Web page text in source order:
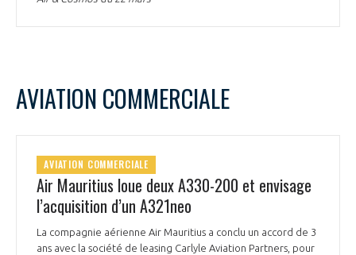
AVIATION COMMERCIALE
AVIATION COMMERCIALE
Air Mauritius loue deux A330-200 et envisage
l’acquisition d’un A321neo
La compagnie aérienne Air Mauritius a conclu un accord de 3
ans avec la société de leasing Carlyle Aviation Partners, pour